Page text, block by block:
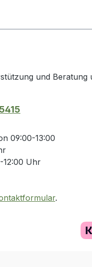
und Beratung
09:00-13:00
12:00 Uhr
.